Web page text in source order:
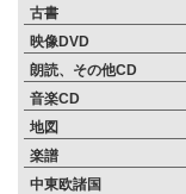
古書
映像DVD
朗読、その他CD
音楽CD
地図
楽譜
中東欧諸国